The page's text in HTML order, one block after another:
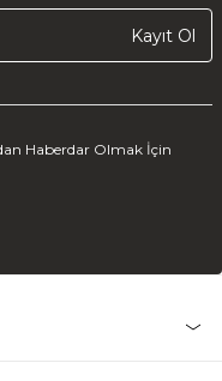
Kayıt Ol
Haberdar Olmak İçin